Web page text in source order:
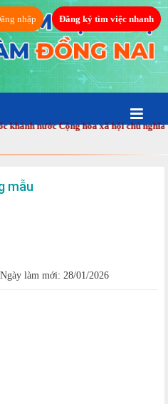
nhập Đăng ký tìm việc nhanh
nước Cộng hòa xã hội chủ nghĩa
mẫu
Ngày làm mới: 28/01/2026